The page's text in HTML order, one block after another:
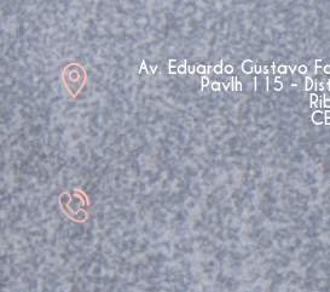
Av. Eduardo Gustavo
Pavlh 115 -